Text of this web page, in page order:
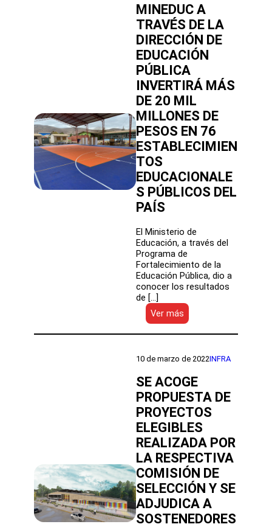
$50
mil
millones
destinados
a
financiar
proyectos
de
mejoras
en
infraestructura
escolar
municipal
MINEDUC A
TRAVÉS DE LA
DIRECCIÓN DE
EDUCACIÓN
PÚBLICA
INVERTIRÁ MÁS
DE 20 MIL
MILLONES DE
PESOS EN 76
ESTABLECIMIEN
TOS
EDUCACIONALE
S PÚBLICOS DEL
PAÍS
El Ministerio de
Educación, a través del
Programa de
Fortalecimiento de la
Educación Pública, dio a
conocer los resultados
de […]
Ver más
MINEDUC
A
DE
DIRECCIÓN
DE
EDUCACIÓN
PÚBLICA
INVERTIRÁ
MÁS
DE
20
MIL
MILLONES
DE
PESOS
EN
76
10 de marzo de 2022INFRA
SE ACOGE
PROPUESTA DE
PROYECTOS
ELEGIBLES
REALIZADA POR
LA RESPECTIVA
COMISIÓN DE
SELECCIÓN Y SE
ADJUDICA A
SOSTENEDORES